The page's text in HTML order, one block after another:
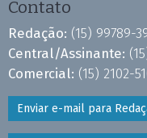
Contato
Redação: (15) 99789-
Central/Assinante:
Comercial: (15) 2102-
Enviar e-mail para